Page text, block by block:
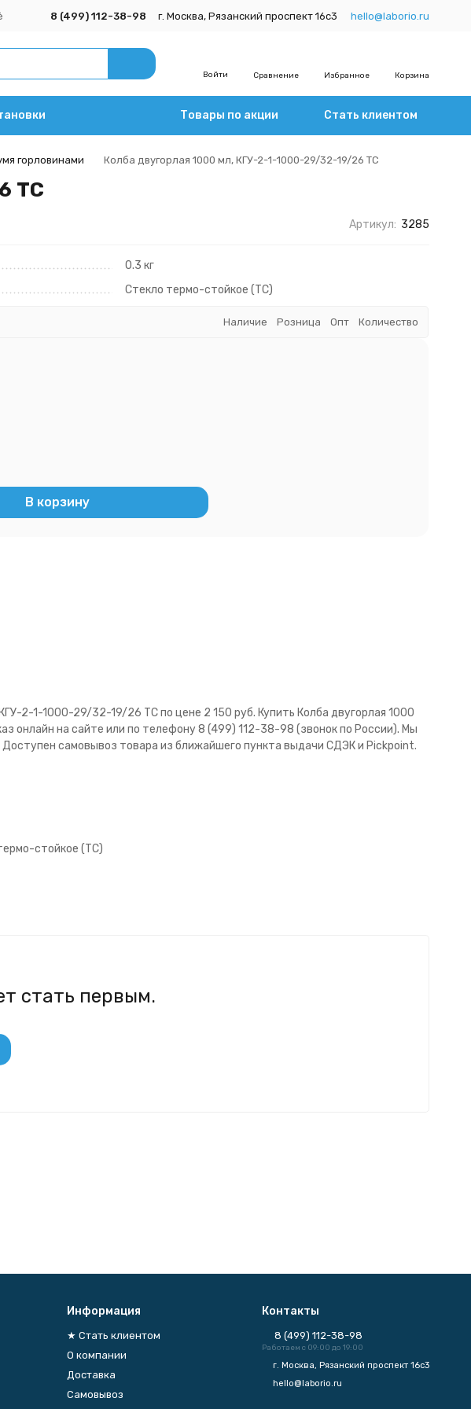
8 (499) 112-38-98 г. Москва, Рязанский проспект 16с3 hello@laborio.ru
Войти Сравнение Избранное Корзина
Товары по акции Стать клиентом
горловинами Колба двугорлая 1000 мл, КГУ-2-1-1000-29/32-19/26 ТС
ТС
Артикул: 3285
0.3 кг
Стекло термо-стойкое (ТС)
Наличие Розница Опт Количество
В корзину
2-1-1000-29/32-19/26 ТС по цене 2 150 руб. Купить Колба двугорлая 1000
онлайн на сайте или по телефону 8 (499) 112-38-98 (звонок по России). Мы
самовывоз товара из ближайшего пункта выдачи СДЭК и Pickpoint.
стойкое (ТС)
стать первым.
Информация
★ Стать клиентом
О компании
Доставка
Самовывоз
Контакты
8 (499) 112-38-98
Работаем с 09:00 до 19:00
г. Москва, Рязанский проспект 16с3
hello@laborio.ru